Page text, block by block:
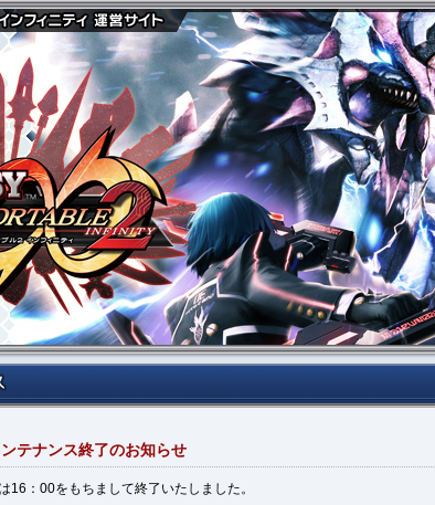
テナンス終了のお知らせ
16：00をもちまして終了いたしました。